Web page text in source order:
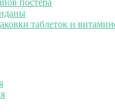
постера
таблеток и